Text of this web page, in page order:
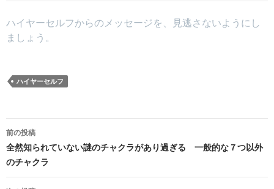
ハイヤーセルフからのメッセージを、見逃さないようにし
ましょう。
ハイヤーセルフ
投
稿
ナ
前の投稿
全然知られていない謎のチャクラがあり過ぎる 一般的な７つ以外
のチャクラ